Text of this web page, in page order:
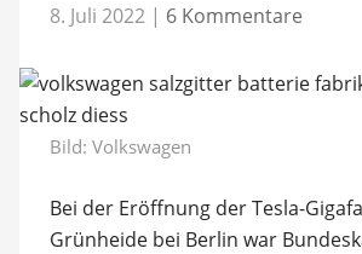
8. Juli 2022 | 6 Kommentare
Bild: Volkswagen
Bei der Eröffnung der Tesla-
Grünheide bei Berlin war